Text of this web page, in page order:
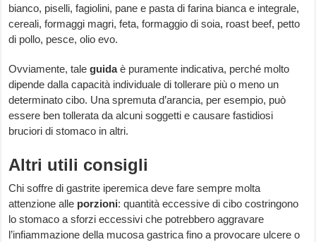
bianco, piselli, fagiolini, pane e pasta di farina bianca e integrale,
cereali, formaggi magri, feta, formaggio di soia, roast beef, petto
di pollo, pesce, olio evo.
Ovviamente, taleguidaè puramente indicativa, perché molto
dipende dalla capacità individuale di tollerare più o meno un
determinato cibo. Una spremuta d’arancia, per esempio, può
essere ben tollerata da alcuni soggetti e causare fastidiosi
bruciori di stomaco in altri.
Altri utili consigli
Chi soffre di gastrite iperemica deve fare sempre molta
attenzione alle porzioni: quantità eccessive di cibo costringono
lo stomaco a sforzi eccessivi che potrebbero aggravare
l’infiammazione della mucosa gastrica fino a provocare ulcere o